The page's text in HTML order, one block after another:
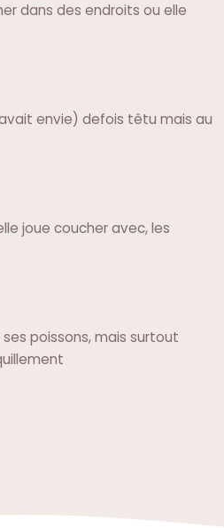
dans des endroits ou elle
envie) defois têtu mais au
joue coucher avec, les
poissons, mais surtout